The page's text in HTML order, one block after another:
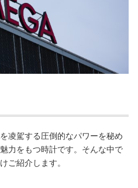
凌駕する圧倒的なパワーを秘め
力をもつ時計です。そんな中で
ご紹介します。